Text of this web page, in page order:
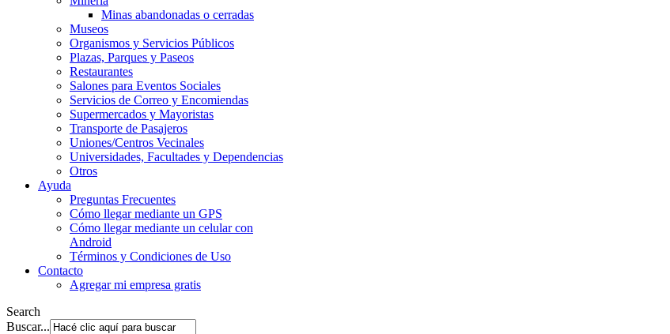
Minas abandonadas o cerradas
Museos
Organismos y Servicios Públicos
Plazas, Parques y Paseos
Restaurantes
Salones para Eventos Sociales
Servicios de Correo y Encomiendas
Supermercados y Mayoristas
Transporte de Pasajeros
Uniones/Centros Vecinales
Universidades, Facultades y Dependencias
Otros
Ayuda
Preguntas Frecuentes
Cómo llegar mediante un GPS
Cómo llegar mediante un celular con
Android
Términos y Condiciones de Uso
Contacto
Agregar mi empresa gratis
Search
Buscar...